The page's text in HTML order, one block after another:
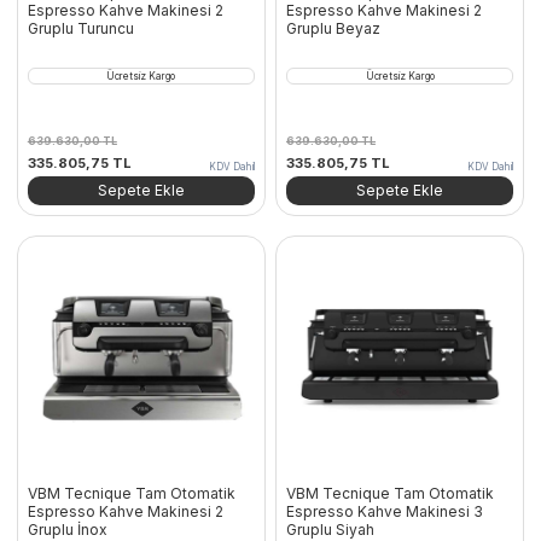
Espresso Kahve Makinesi 2
Gruplu Turuncu
Ücretsiz Kargo
639.630,00TL
Orijinal
fiyat:
639.630,00 TL.
335.805,75 TLŞu
andaki
fiyat:
KDV Dahil
Sepete Ekle
Espresso Kahve Makinesi 2
Gruplu Beyaz
Ücretsiz Kargo
639.630,00TL
Orijinal
fiyat:
639.630,00 TL.
335.805,75 TL
andaki
fiyat:
KDV Dahil
Sepete Ekle
VBM Tecnique Tam Otomatik
Espresso Kahve Makinesi 2
Gruplu İnox
VBM Tecnique Tam Otomatik
Espresso Kahve Makinesi 3
Gruplu Siyah